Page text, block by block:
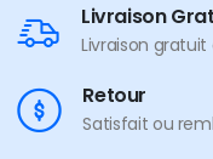
Livraison
Livraison
Retour
Satisfait ou